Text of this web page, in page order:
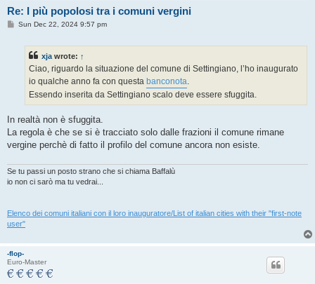
Re: I più popolosi tra i comuni vergini
PSun Dec 22, 2024 9:57 pm
xja wrote: ↑
Ciao, riguardo la situazione del comune di Settingiano, l’ho inaugurato
io qualche anno fa con questa banconota
Essendo inserita da Settingiano scalo deve essere sfuggita.
In realtà non è sfuggita.
La regola è che se si è tracciato solo dalle frazioni il comune rimane
vergine perchè di fatto il profilo del comune ancora non esiste.
Se tu passi un posto strano che si chiama Baffalù
io non ci sarò ma tu vedrai...
Elenco dei comuni italiani con il loro inauguratore/List of italian cities with their "first-note
user"
-flop-
Euro-Master